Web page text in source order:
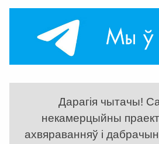
Дарагія чытачы!
некамерцыйны
ахвяраванняў і